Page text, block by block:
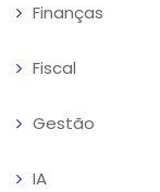
Finanças
Fiscal
Gestão
IA